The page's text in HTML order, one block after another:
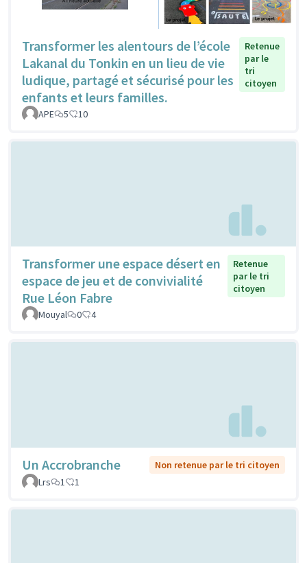
Transformer les alentours de l’école
Lakanal du Tonkin en un lieu de vie
ludique, partagé et sécurisé pour les
enfants et leurs familles.
Retenue
par le
tri
citoyen
APE 5 10
Transformer une espace désert en
espace de jeu et de convivialité
Rue Léon Fabre
Retenue
par le tri
citoyen
Mouyal 0 4
Un Accrobranche
Non retenue par le tri citoyen
Lrs
1 1